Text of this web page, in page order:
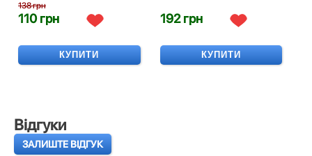
138 грн
110 грн
КУПИТИ
192 грн
КУПИТИ
Відгуки
ЗАЛИШТЕ ВІДГУК